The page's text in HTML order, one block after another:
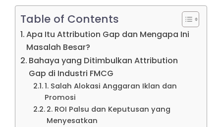
Table of Contents
Apa Itu Attribution Gap dan Mengapa Ini
Masalah Besar?
Bahaya yang Ditimbulkan Attribution
Gap di Industri FMCG
1. Salah Alokasi Anggaran Iklan dan
Promosi
2. ROI Palsu dan Keputusan yang
Menyesatkan